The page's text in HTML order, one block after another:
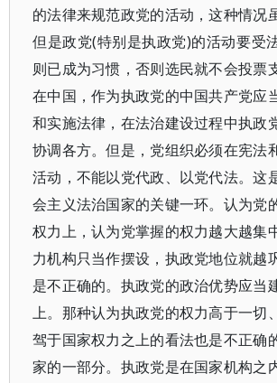
的法律来规范政党的活动，这种情况
但是政党(特别是执政党)的活动要受
则已成为习惯，否则选民就不会投票
在中国，作为执政党的中国共产党应
和实施法律，在法治建设过程中执政
协调各方。但是，党组织必须在宪法
活动，不能以党代政、以党代法。这
会主义法治国家的关键一环。认为党
权力上，认为党掌握的权力越大越集
力机构只当作摆设，执政党地位就越
是不正确的。执政党的政治优势应当
上。那种认为执政党的权力高于一切
驾于国家权力之上的看法也是不正确
家的一部分。执政党是在国家机构之